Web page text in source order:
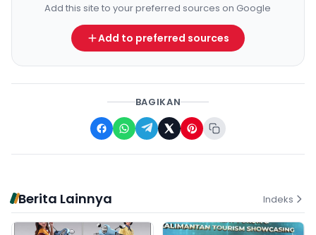
Add this site to your preferred sources on Google
Add to preferred sources
BAGIKAN
Berita Lainnya Indeks